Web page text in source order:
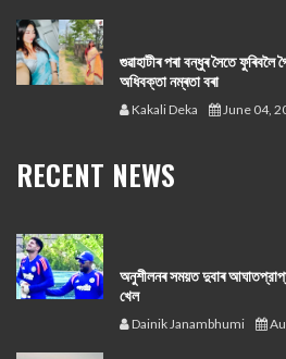
গুৱাহাটীৰ পৰা বন্ধুৰ সৈতে
অধিবক্তা নম্ৰতা বৰা
Kakali Deka June 04,
RECENT NEWS
অনুশীলনৰ সময়ত দুবাৰ
খেল
Dainik Janambhumi